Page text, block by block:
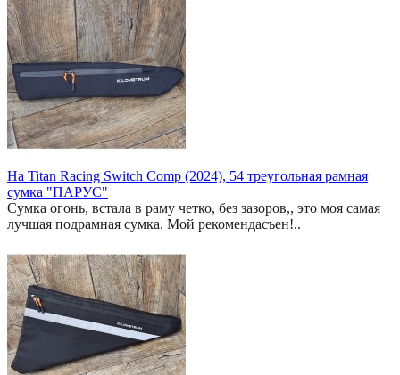
На Titan Racing Switch Comp (2024), 54 треугольная рамная
сумка "ПАРУС"
Сумка огонь, встала в раму четко, без зазоров,, это моя самая
лучшая подрамная сумка. Мой рекомендасъен!..